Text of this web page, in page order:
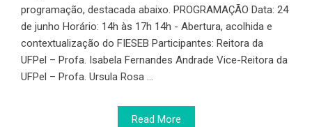
programação, destacada abaixo. PROGRAMAÇÃO Data: 24
de junho Horário: 14h às 17h 14h - Abertura, acolhida e
contextualização do FIESEB Participantes: Reitora da
UFPel – Profa. Isabela Fernandes Andrade Vice-Reitora da
UFPel – Profa. Ursula Rosa ...
Read More